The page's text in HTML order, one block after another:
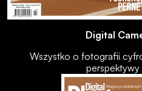
Digital
Wszystko o fotografii